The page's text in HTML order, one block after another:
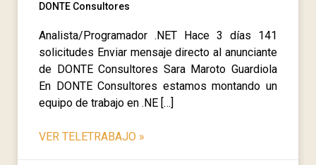
DONTE Consultores
Analista/Programador .NET Hace 3 días 141
solicitudes Enviar mensaje directo al anunciante
de DONTE Consultores Sara Maroto Guardiola
En DONTE Consultores estamos montando un
equipo de trabajo en .NE […]
VER TELETRABAJO »